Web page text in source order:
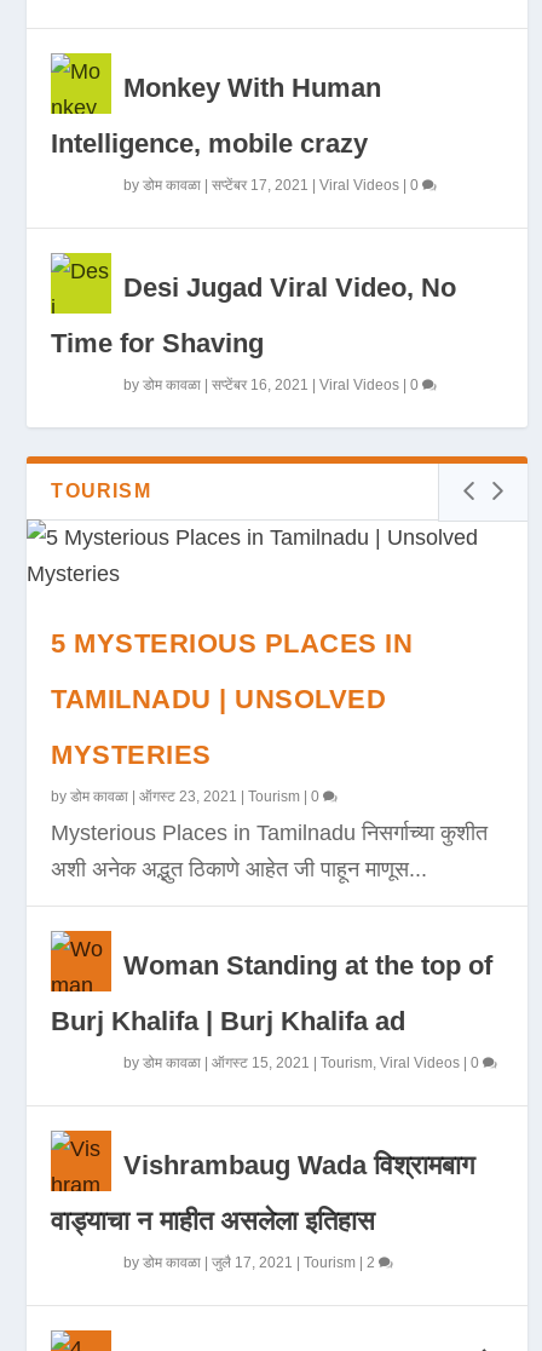
Monkey With Human
Intelligence, mobile crazy
byडोम कावळा |सप्टेंबर 17, 2021 |Viral Videos |0
Desi Jugad Viral Video, No
Time for Shaving
byडोम कावळा |सप्टेंबर 16, 2021 |Viral Videos |0
TOURISM
5 MYSTERIOUS PLACES IN
TAMILNADU | UNSOLVED
MYSTERIES
byडोम कावळा |ऑगस्ट 23, 2021 |Tourism |0
Mysterious Places in Tamilnadu निसर्गाच्या कुशीत
अशी अनेक अद्भुत ठिकाणे आहेत जी पाहून माणूस...
Woman Standing at the top of
Burj Khalifa | Burj Khalifa ad
byडोम कावळा |ऑगस्ट 15, 2021 |Tourism,Viral Videos |0
Vishrambaug Wada विश्रामबाग
वाड्याचा न माहीत असलेला इतिहास
byडोम कावळा |जुलै 17, 2021 |Tourism |2